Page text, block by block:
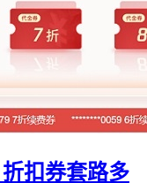
扣券套路多